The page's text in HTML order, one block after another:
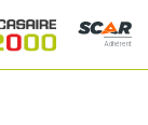
Adhérent